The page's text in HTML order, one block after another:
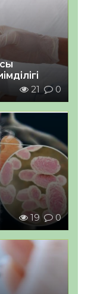
21 0
19 0